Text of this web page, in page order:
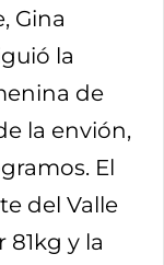
Gina
la
de
la envión,
El
del Valle
y la